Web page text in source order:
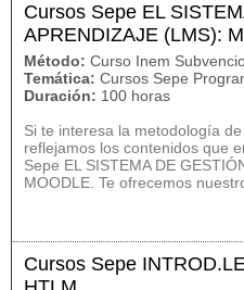
Cursos Sepe EL
APRENDIZAJE (LMS):
Método: Curso Inem
Temática: Cursos Sepe
Duración: 100 horas
Si te interesa la metodología
reflejamos los contenidos que
Sepe EL SISTEMA DE
MOODLE. Te ofrecemos
Cursos Sepe